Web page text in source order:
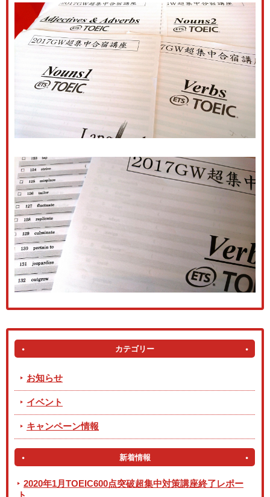
カテゴリー
お知らせ
イベント
キャンペーン情報
新着情報
2020年1月TOEIC600点突破超集中対策講座終了レポー